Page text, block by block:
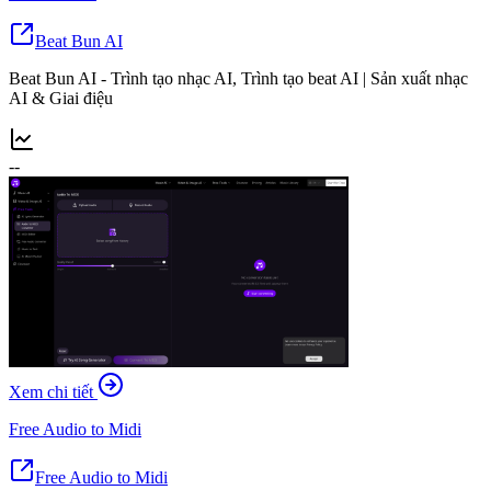
Beat Bun AI
Beat Bun AI - Trình tạo nhạc AI, Trình tạo beat AI | Sản xuất nhạc
AI & Giai điệu
--
Xem chi tiết
Free Audio to Midi
Free Audio to Midi